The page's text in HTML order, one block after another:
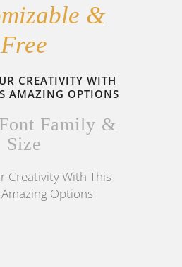
&
Free
CREATIVITY WITH
AMAZING OPTIONS
Family &
Size
Creativity With This
Amazing Options